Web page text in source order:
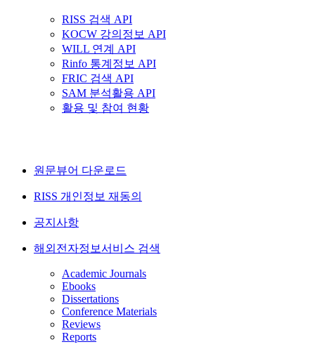
RISS 검색 API
KOCW 강의정보 API
WILL 연계 API
Rinfo 통계정보 API
FRIC 검색 API
SAM 분석활용 API
활용 및 참여 현황
원문뷰어 다운로드
RISS 개인정보 재동의
공지사항
해외전자정보서비스 검색
Academic Journals
Ebooks
Dissertations
Conference Materials
Reviews
Reports